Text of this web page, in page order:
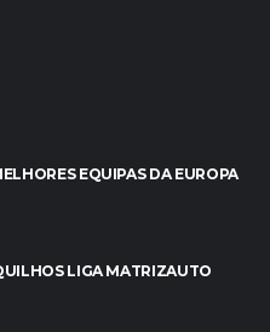
EQUIPAS DA EUROPA
LIGA MATRIZAUTO